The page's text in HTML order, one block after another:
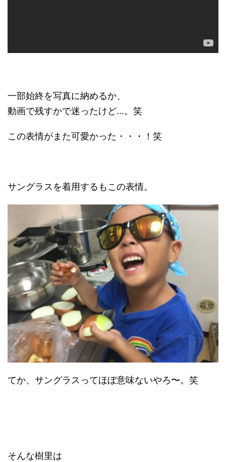
一部始終を写真に納めるか、
動画で残すかで迷ったけど…。笑
この表情がまた可愛かった・・・！笑
サングラスを着用するもこの表情。
てか、サングラスってほぼ意味ないやろ〜。笑
そんな樹里は